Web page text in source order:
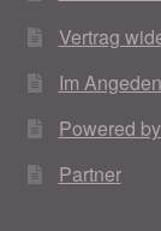
Vertrag
Im
Powered
Partner